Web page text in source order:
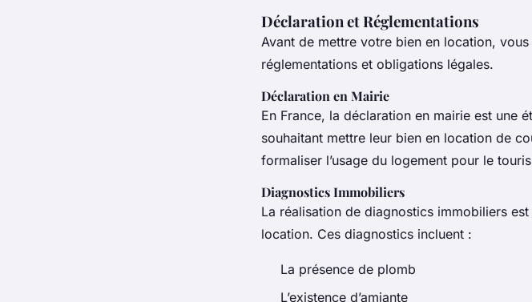
Déclaration et Réglementations
Avant de mettre votre bien en location,
réglementations et obligations légales.
Déclaration en Mairie
En France, la déclaration en mairie est une
souhaitant mettre leur bien en location de
formaliser l’usage du logement pour le
Diagnostics Immobiliers
La réalisation de diagnostics immobiliers
location. Ces diagnostics incluent :
La présence de plomb
L’existence d’amiante